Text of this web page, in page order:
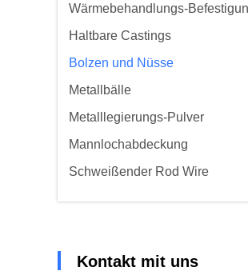
Wärmebehandlungs-
Haltbare Castings
Bolzen und Nüsse
Metallbälle
Metalllegierungs-Pulver
Mannlochabdeckung
Schweißender Rod Wire
Kontakt mit uns